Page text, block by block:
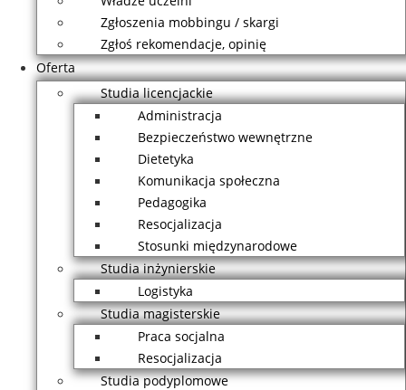
Zgłoszenia mobbingu / skargi
Zgłoś rekomendacje, opinię
Oferta
Studia licencjackie
Administracja
Bezpieczeństwo wewnętrzne
Dietetyka
Komunikacja społeczna
Pedagogika
Resocjalizacja
Stosunki międzynarodowe
Studia inżynierskie
Logistyka
Studia magisterskie
Praca socjalna
Resocjalizacja
Studia podyplomowe